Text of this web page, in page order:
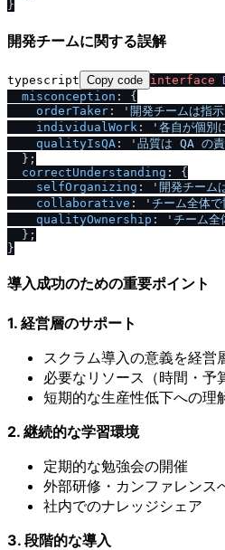
開発チームに関する誤解
typescript Copy code interface
misconception : {
orderTaker : '開発チームは指
individualWork : '各自が個別
qualityIsQA : '品質は QA の
  };
correctUnderstanding : {
selfOrganizing : '開発チーム
collaborative : 'チーム全体
qualityOwnership : 'チーム全
  };
導入成功のための重要ポイント
1. 経営層のサポート
スクラム導入の意義を経営
必要なリソース（時間・予
短期的な生産性低下への理
2. 継続的な学習環境
定期的な勉強会の開催
外部研修・カンファレンス
社内でのナレッジシェア
3. 段階的な導入